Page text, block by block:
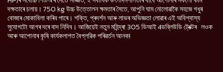
দক্ষতাৰে চলায়। 750 kg উচ্চ উত্তোলন ক্ষমতাৰ সৈতে, আপুনি ঘাম নোলোৱাকৈ সহজে গধুৰ
বোজাৰ মোকাবিলা কৰিব পাৰে। শক্তি, প্ৰদৰ্শন আৰু লাভৰ অভিজ্ঞতা লোৱাৰ এই অবিশ্বাস্য
সুযোগটো আগৰ দৰে বাদ নিদিব। আজিয়েই নতুন মহিন্দ্ৰা 305 ডিআই 4ডব্লিউডি ট্ৰেক্টৰ লওক
আৰু আপোনাৰ কৃষি কাৰ্যকলাপত বৈপ্লৱিক পৰিৱৰ্তন আনক!